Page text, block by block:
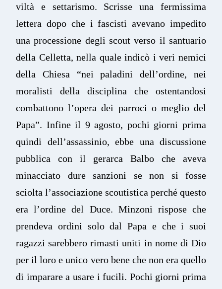
viltà e settarismo. Scrisse una fermissima
lettera dopo che i fascisti avevano impedito
una processione degli scout verso il santuario
della Celletta, nella quale indicò i veri nemici
della Chiesa “nei paladini dell’ordine, nei
moralisti della disciplina che ostentandosi
combattono l’opera dei parroci o meglio del
Papa”. Infine il 9 agosto, pochi giorni prima
quindi dell’assassinio, ebbe una discussione
pubblica con il gerarca Balbo che aveva
minacciato dure sanzioni se non si fosse
sciolta l’associazione scoutistica perché questo
era l’ordine del Duce. Minzoni rispose che
prendeva ordini solo dal Papa e che i suoi
ragazzi sarebbero rimasti uniti in nome di Dio
per il loro e unico vero bene che non era quello
di imparare a usare i fucili. Pochi giorni prima